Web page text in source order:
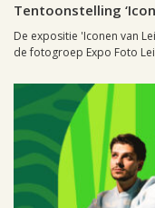
Tentoonstelling
De expositie 'Iconen van
de fotogroep Expo Foto